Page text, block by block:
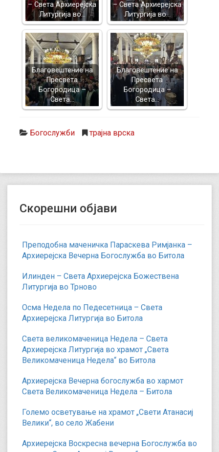
– Света Архиерејска
Литургија во…
– Света Архиерејска
Литургија во…
Благовештение на
Пресвета
Богородица –
Света…
Благовештение на
Пресвета
Богородица –
Света…
Богослужби трајна врска
Скорешни објави
Преподобна маченичка Параскева Римјанка –
Архиерејска Вечерна Богослужба во Битола
Илинден – Света Архиерејска Божествена
Литургија во Трново
Осма Недела по Педесетница – Света
Архиерејска Литургија во Битола
Света великомаченица Недела – Света
Архиерејска Литургија во храмот „Света
Великомаченица Недела“ во Битола
Архиерејска Вечерна богослужба во хармот
Света Великомаченица Недела – Битола
Големо осветување на храмот „Свети Атанасиј
Велики“, во село Жабени
Архиерејска Воскресна вечерна Богослужба во